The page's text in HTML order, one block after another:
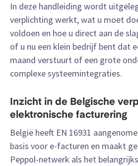
In deze handleiding wordt
verplichting werkt, wat u moet
voldoen en hoe u direct aan de
of u nu een klein bedrijf bent dat
maand verstuurt of een grote
complexe systeemintegraties.
Inzicht in de Belgische
elektronische facturering
België heeft EN 16931
basis voor e-facturen en maakt
Peppol-netwerk als het